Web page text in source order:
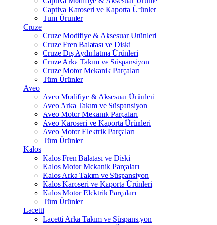
Captiva Karoseri ve Kaporta Ürünler
Tüm Ürünler
Cruze
Cruze Modifiye & Aksesuar Ürünleri
Cruze Fren Balatası ve Diski
Cruze Dış Aydınlatma Ürünleri
Cruze Arka Takım ve Süspansiyon
Cruze Motor Mekanik Parçaları
Tüm Ürünler
Aveo
Aveo Modifiye & Aksesuar Ürünleri
Aveo Arka Takım ve Süspansiyon
Aveo Motor Mekanik Parçaları
Aveo Karoseri ve Kaporta Ürünleri
Aveo Motor Elektrik Parçaları
Tüm Ürünler
Kalos
Kalos Fren Balatası ve Diski
Kalos Motor Mekanik Parçaları
Kalos Arka Takım ve Süspansiyon
Kalos Karoseri ve Kaporta Ürünleri
Kalos Motor Elektrik Parçaları
Tüm Ürünler
Lacetti
Lacetti Arka Takım ve Süspansiyon